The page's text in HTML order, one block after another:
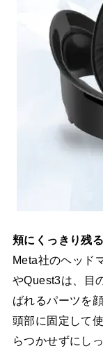
頬にくっきり残
Meta社のヘッド
やQuest3は、目
ばれるパーツを
頭部に固定して
らつかせずにし